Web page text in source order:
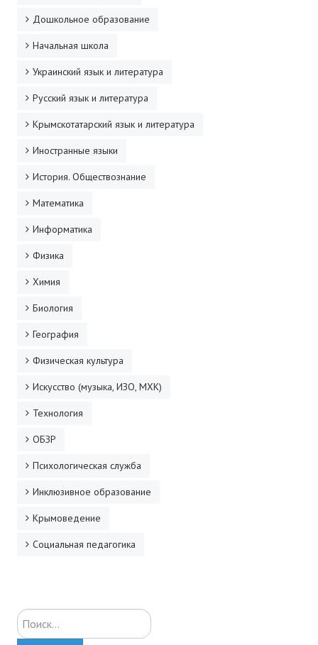
ДПО
Профессиональная переподготовка
Дошкольное образование
Начальная школа
Украинский язык и литература
Русский язык и литература
Крымскотатарский язык и литература
Иностранные языки
История. Обществознание
Математика
Информатика
Физика
Химия
Биология
География
Физическая культура
Искусство (музыка, ИЗО, МХК)
Технология
ОБЗР
Психологическая служба
Инклюзивное образование
Крымоведение
Социальная педагогика
Искать...